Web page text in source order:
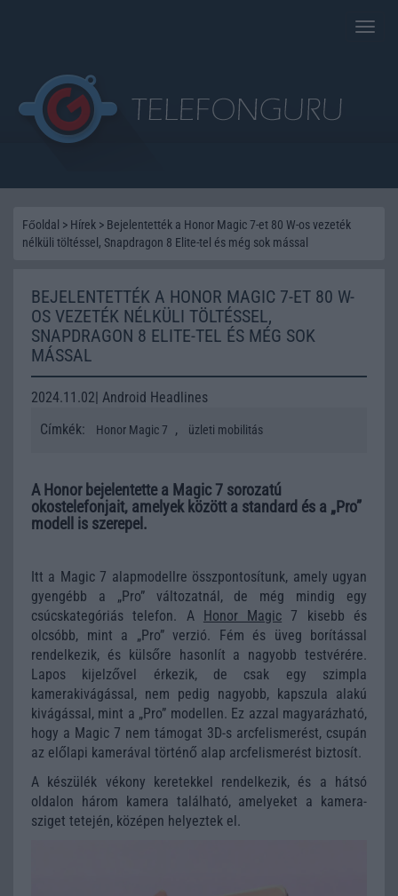
Toggle
Főoldal > Hírek > Bejelentették a Honor Magic 7-et 80 W-os vezeték
nélküli töltéssel, Snapdragon 8 Elite-tel és még sok mással
BEJELENTETTÉK A HONOR MAGIC 7-ET 80 W-
OS VEZETÉK NÉLKÜLI TÖLTÉSSEL,
SNAPDRAGON 8 ELITE-TEL ÉS MÉG SOK
MÁSSAL
2024.11.02| Android Headlines
Címkék:
Honor Magic 7 , üzleti mobilitás
A Honor bejelentette a Magic 7 sorozatú
okostelefonjait, amelyek között a standard és a „Pro”
modell is szerepel.
Itt a Magic 7 alapmodellre összpontosítunk, amely ugyan
gyengébb a „Pro” változatnál, de még mindig egy
csúcskategóriás telefon. A Honor Magic 7 kisebb és
olcsóbb, mint a „Pro” verzió. Fém és üveg borítással
rendelkezik, és külsőre hasonlít a nagyobb testvérére.
Lapos kijelzővel érkezik, de csak egy szimpla
kamerakivágással, nem pedig nagyobb, kapszula alakú
kivágással, mint a „Pro” modellen. Ez azzal magyarázható,
hogy a Magic 7 nem támogat 3D-s arcfelismerést, csupán
az előlapi kamerával történő alap arcfelismerést biztosít.
A készülék vékony keretekkel rendelkezik, és a hátsó
oldalon három kamera található, amelyeket a kamera-
sziget tetején, középen helyeztek el.